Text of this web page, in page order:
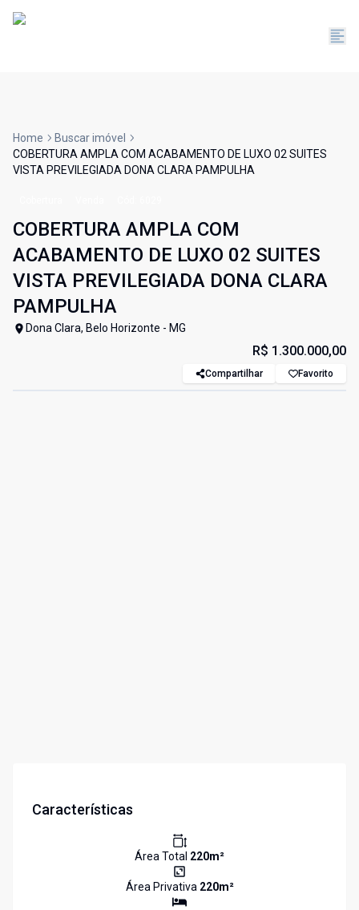
Home
Buscar imóvel
COBERTURA AMPLA COM ACABAMENTO DE LUXO 02 SUITES
VISTA PREVILEGIADA DONA CLARA PAMPULHA
COBERTURA AMPLA COM
ACABAMENTO DE LUXO 02 SUITES
VISTA PREVILEGIADA DONA CLARA
PAMPULHA
Dona Clara, Belo Horizonte - MG
R$ 1.300.000,00
Compartilhar Favorito
Características
Área Total 220m²
Área Privativa 220m²